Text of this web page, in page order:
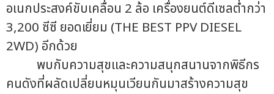
อเนกประสงค์ขับเคลื่อน 2 ล้อ เครื่องยนต์ดีเซลต่ำกว่า
3,200 ซีซี ยอดเยี่ยม (THE BEST PPV DIESEL
2WD) อีกด้วย
พบกับความสุขและความสนุกสนานจากพิธีกร
คนดังที่ผลัดเปลี่ยนหมุนเวียนกันมาสร้างความสุข